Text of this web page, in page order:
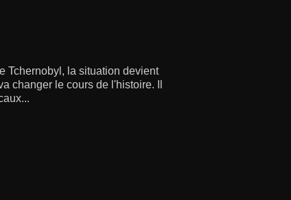
Tchernobyl, la situation devient
changer le cours de l'histoire. Il